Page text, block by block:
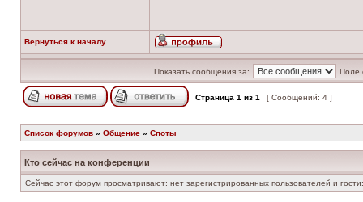
Вернуться к началу
Показать сообщения за: Поле
Страница 1 из 1 [ Сообщений: 4 ]
Список форумов » Общение » Споты
Кто сейчас на конференции
Сейчас этот форум просматривают: нет зарегистрированных пользователей и